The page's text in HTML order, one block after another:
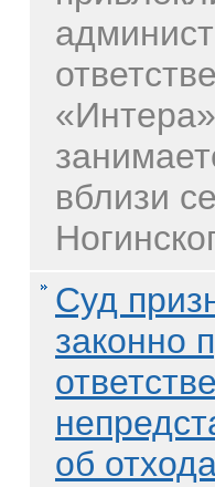
вблизи
Суд
законно
об